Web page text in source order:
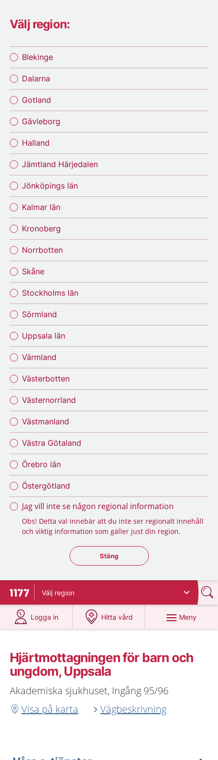
Välj region:
Blekinge
Dalarna
Gotland
Gävleborg
Halland
Jämtland Härjedalen
Jönköpings län
Kalmar län
Kronoberg
Norrbotten
Skåne
Stockholms län
Sörmland
Uppsala län
Värmland
Västerbotten
Västernorrland
Västmanland
Västra Götaland
Örebro län
Östergötland
Jag vill inte se någon regional information
Obs! Detta val innebär att du inte ser regionalt innehåll
och viktig information som gäller just din region.
Stäng regionsväljaren
Stäng
Till startsidan för 1177
Välj region
Logga in
på 1177.se
Hitta vård
på 1177.se
Meny
Hjärtmottagningen för barn och
ungdom, Uppsala
Akademiska sjukhuset, Ingång 95/96
Visa på karta
Vägbeskrivning